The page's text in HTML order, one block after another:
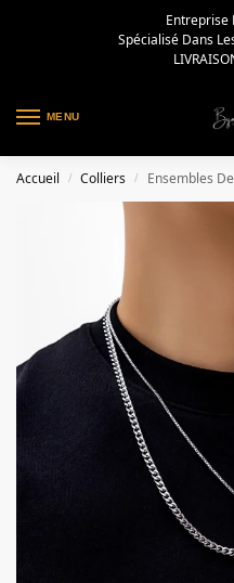
Spécialisé Dans
MENU
Accueil / Colliers / Ensembles De